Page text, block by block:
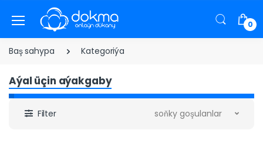
0
Baş sahypa Kategoriýa
Aýal üçin aýakgaby
Filter soňky goşulanlar